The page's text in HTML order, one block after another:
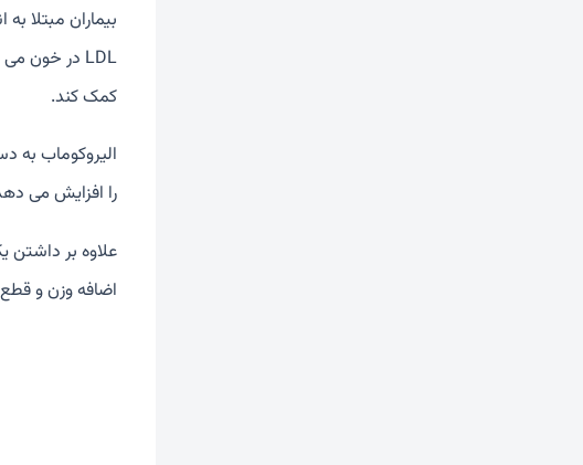
بیماران مبتلا
کمک کند.
را افزایش می
علاوه بر
اضافه وزن و